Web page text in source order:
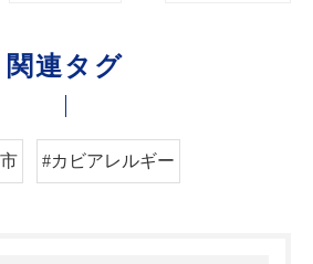
関連タグ
#カビアレルギー